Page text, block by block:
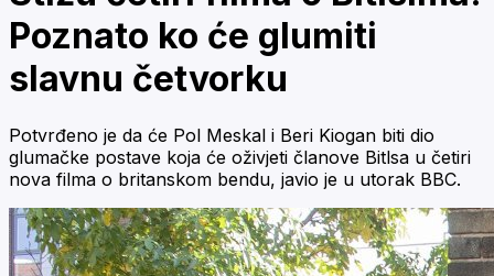
Poznato ko će glumiti
slavnu četvorku
Potvrđeno je da će Pol Meskal i Beri Kiogan biti dio
glumačke postave koja će oživjeti članove Bitlsa u četiri
nova filma o britanskom bendu, javio je u utorak BBC.